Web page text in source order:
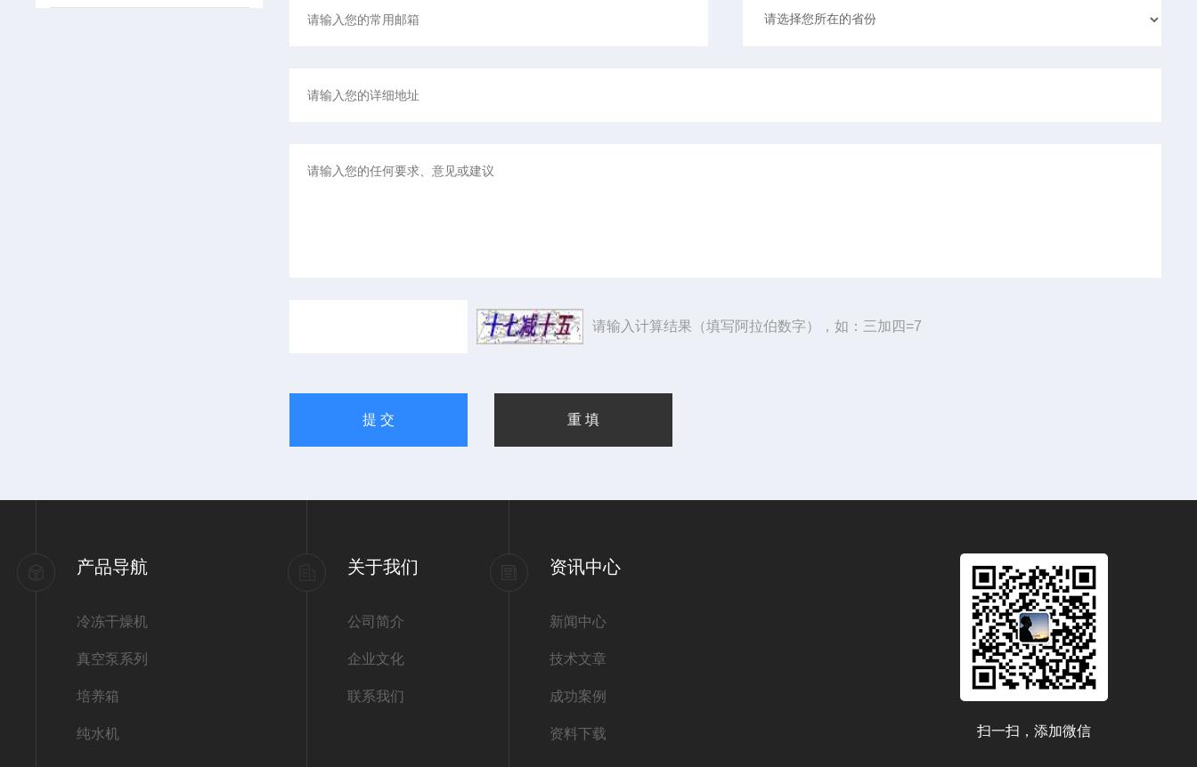
请输入计算结果（填写阿拉伯数字），如：三加四=7
产品导航
冷冻干燥机
真空泵系列
培养箱
纯水机
关于我们
公司简介
企业文化
联系我们
资讯中心
新闻中心
技术文章
成功案例
资料下载 扫一扫，添加微信